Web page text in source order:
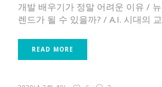
개발 배우기가 정말 어려운 이유 /
렌드가 될 수 있을까? / A.I. 시대의
READ MORE